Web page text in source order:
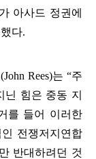
아사드 정권에
다.
(John Rees)는“주
닌 힘은 중동 지
를 들어 이러한
전쟁저지연합
반대하려던 것